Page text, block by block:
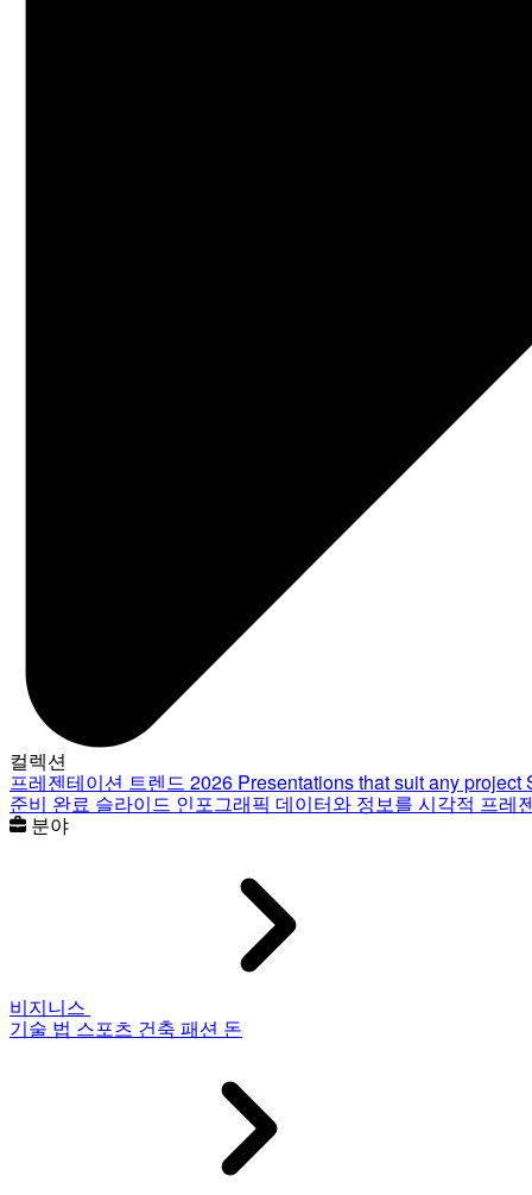
컬렉션
프레젠테이션 트렌드 2026 Presentations that suit any project
준비 완료 슬라이드 인포그래픽 데이터와 정보를 시각적 프레
분야
비지니스
기술 법 스포츠 건축 패션 돈